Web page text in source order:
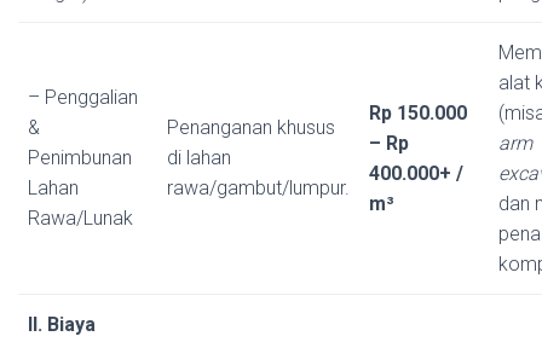
– Penggalian
&
Penimbunan
Lahan
Rawa/Lunak
Penanganan khusus
di lahan
rawa/gambut/lumpur.
Rp 150.000
– Rp
400.000+ /
m³
alat
arm
dan
II. Biaya